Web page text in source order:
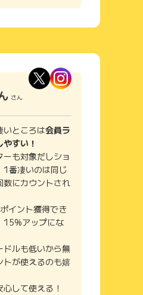
さん
いところは会員ラ
すい！
も対象だしショ
1番凄いのは同じ
数にカウントされ
イント獲得でき
15%アップにな
ドルも低いから無
トが使えるのも嬉
して使える！